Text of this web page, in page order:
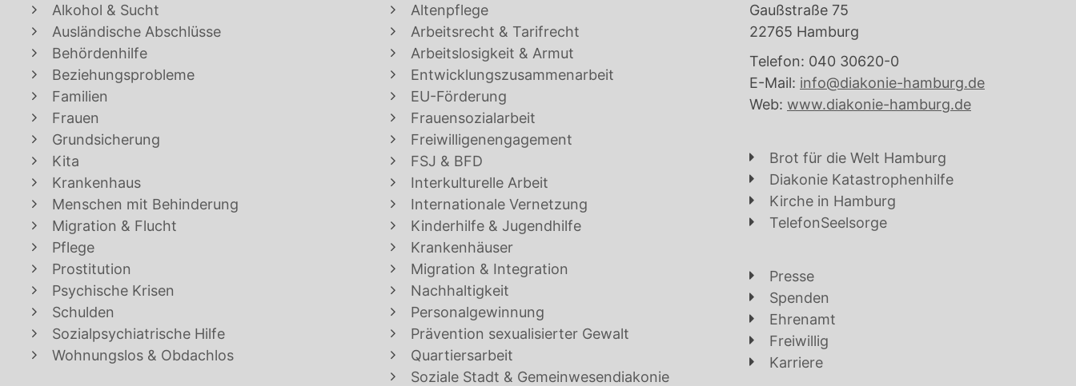
Alkohol & Sucht
Ausländische Abschlüsse
Behördenhilfe
Beziehungsprobleme
Familien
Frauen
Grundsicherung
Kita
Krankenhaus
Menschen mit Behinderung
Migration & Flucht
Pflege
Prostitution
Psychische Krisen
Schulden
Sozialpsychiatrische Hilfe
Wohnungslos & Obdachlos
Altenpflege
Arbeitsrecht & Tarifrecht
Arbeitslosigkeit & Armut
Entwicklungszusammenarbeit
EU-Förderung
Frauensozialarbeit
Freiwilligenengagement
FSJ & BFD
Interkulturelle Arbeit
Internationale Vernetzung
Kinderhilfe & Jugendhilfe
Krankenhäuser
Migration & Integration
Nachhaltigkeit
Personalgewinnung
Prävention sexualisierter Gewalt
Quartiersarbeit
Soziale Stadt & Gemeinwesendiakonie
Gaußstraße 75
22765 Hamburg
Telefon: 040 30620-0
E-Mail: info@diakonie-hamburg.de
Web: www.diakonie-hamburg.de
Brot für die Welt Hamburg
Diakonie Katastrophenhilfe
Kirche in Hamburg
TelefonSeelsorge
Presse
Spenden
Ehrenamt
Freiwillig
Karriere